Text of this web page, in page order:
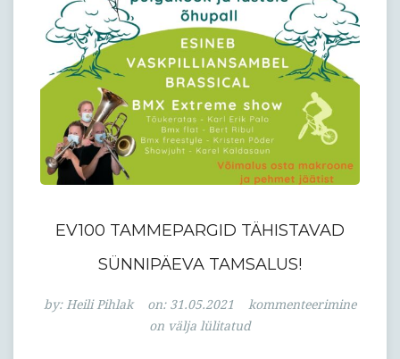
EV100 TAMMEPARGID TÄHISTAVAD
SÜNNIPÄEVA TAMSALUS!
by: Heili Pihlak on: 31.05.2021
EV100
tammepargid
kommenteerimine
on välja lülitatud